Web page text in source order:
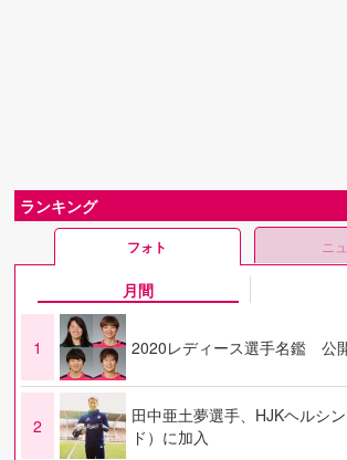
ランキング
フォト ニ
月間
1 2020レディース選手名鑑 公
2
田中亜土夢選手、HJKヘルシ
ド）に加入